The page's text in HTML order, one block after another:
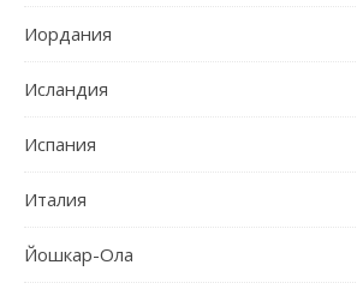
Иордания
Исландия
Испания
Италия
Йошкар-Ола